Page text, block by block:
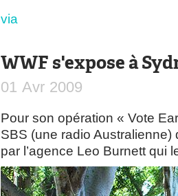
via
WWF s'expose à
01 Avr 2009
Pour son opération « Vote
SBS (une radio
par l’agence Leo Burnett qui